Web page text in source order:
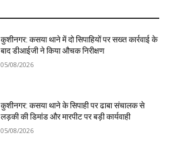
कुशीनगर: कसया थाने में दो सिपाहियों पर सख्त कार्रवाई के
बाद डीआईजी ने किया औचक निरीक्षण
05/08/2026
कुशीनगर: कसया थाने के सिपाही पर ढाबा संचालक से
लड़की की डिमांड और मारपीट पर बड़ी कार्यवाही
05/08/2026